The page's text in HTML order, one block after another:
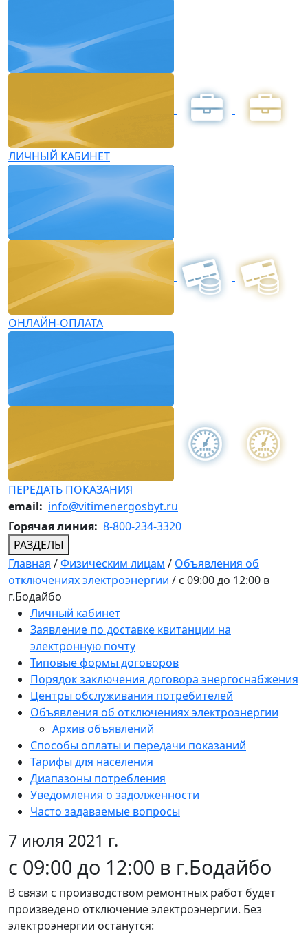
ЛИЧНЫЙ КАБИНЕТ
ОНЛАЙН-ОПЛАТА
ПЕРЕДАТЬ ПОКАЗАНИЯ
email: info@vitimenergosbyt.ru
Горячая линия: 8-800-234-3320
РАЗДЕЛЫ
Главная /Физическим лицам / Объявления об
отключениях электроэнергии / с 09:00 до 12:00 в
г.Бодайбо
Личный кабинет
Заявление по доставке квитанции на
электронную почту
Типовые формы договоров
Порядок заключения договора энергоснабжения
Центры обслуживания потребителей
Объявления об отключениях электроэнергии
Архив объявлений
Способы оплаты и передачи показаний
Тарифы для населения
Диапазоны потребления
Уведомления о задолженности
Часто задаваемые вопросы
7 июля 2021 г.
с 09:00 до 12:00 в г.Бодайбо
В связи с производством ремонтных работ будет
произведено отключение электроэнергии. Без
электроэнергии останутся: